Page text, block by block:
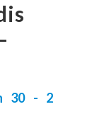
30 - 2